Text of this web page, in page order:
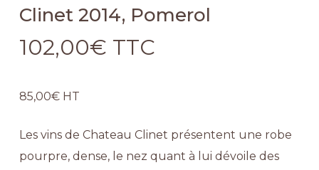
Clinet 2014, Pomerol
102,00€ TTC
85,00€HT
Les vins de Chateau Clinet présentent une robe
pourpre, dense, le nez quant à lui dévoile des